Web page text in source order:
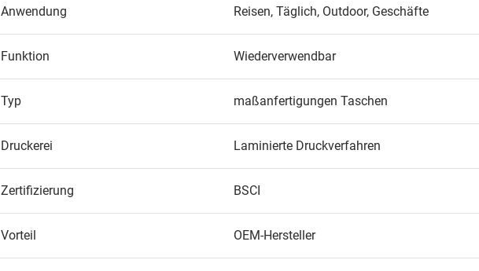
Anwendung Reisen, Täglich, Outdoor, Geschäfte
Funktion Wiederverwendbar
Typ maßanfertigungen Taschen
Druckerei Laminierte Druckverfahren
Zertifizierung BSCI
Vorteil OEM-Hersteller